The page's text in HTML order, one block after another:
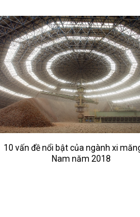
10 vấn đề nổi bật của ngành xi
Nam năm 2018